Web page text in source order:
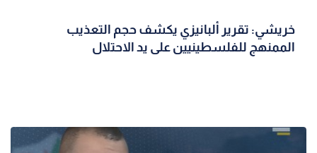
خريشي: تقرير ألبانيزي يكشف حجم التعذيب
الممنهج للفلسطينيين على يد الاحتلال